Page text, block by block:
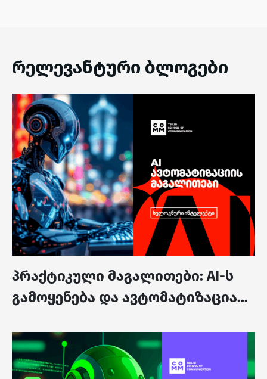
რელევანტური ბლოგები
პრაქტიკული მაგალითები: AI-ს
გამოყენება და ავტომატიზაცია...